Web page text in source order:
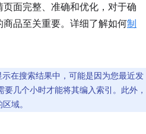
面完整、准确和优化，对于确
品至关重要。详细了解如何制
示在搜索结果中，可能是因为您最近发
几个小时才能将其编入索引。此外，
域。